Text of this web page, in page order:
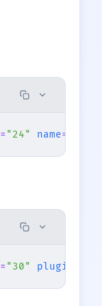
= "24" name=
= "30"